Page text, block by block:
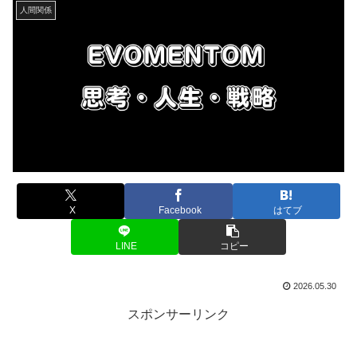
人間関係
X Facebook はてブ
LINE コピー
2026.05.30
スポンサーリンク